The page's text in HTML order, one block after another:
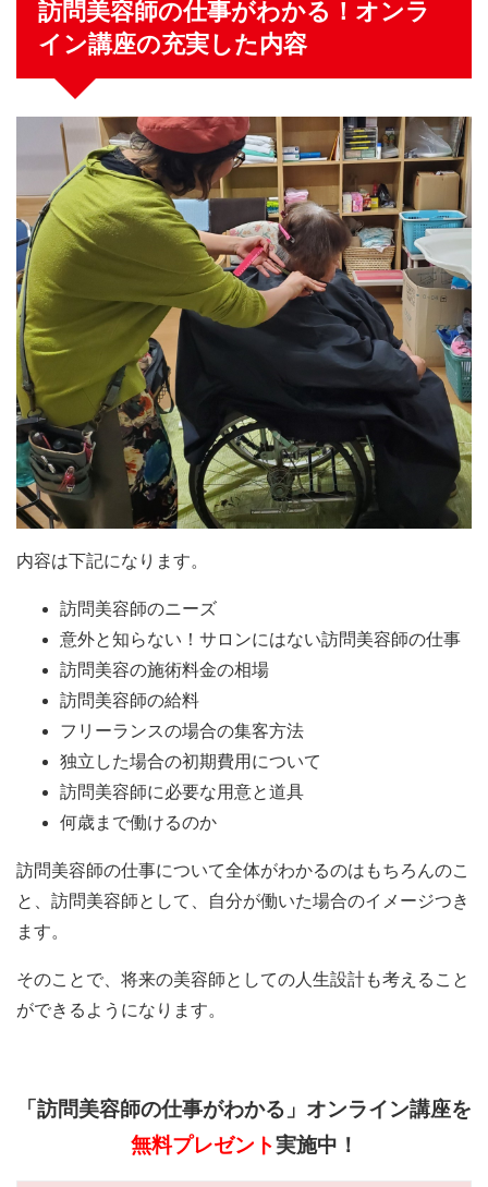
訪問美容師の仕事がわかる！オンラ
イン講座の充実した内容
内容は下記になります。
訪問美容師のニーズ
意外と知らない！サロンにはない訪問美容師の仕事
訪問美容の施術料金の相場
訪問美容師の給料
フリーランスの場合の集客方法
独立した場合の初期費用について
訪問美容師に必要な用意と道具
何歳まで働けるのか
訪問美容師の仕事について全体がわかるのはもちろんのこ
と、訪問美容師として、自分が働いた場合のイメージつき
ます。
そのことで、将来の美容師としての人生設計も考えること
ができるようになります。
「訪問美容師の仕事がわかる」オンライン講座を
無料プレゼント実施中！